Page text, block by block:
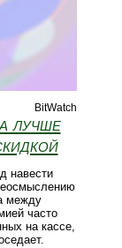
BitWatch
лучше
навести
между
часто
на кассе,